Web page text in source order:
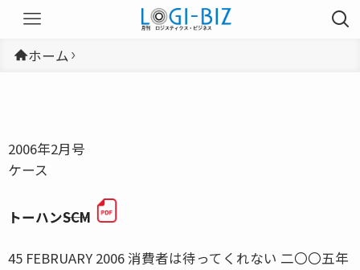
ホーム
2006年2月号
ケース
トーハン――SCM
45 FEBRUARY 2006 消費者は待ってくれない 二〇〇五年